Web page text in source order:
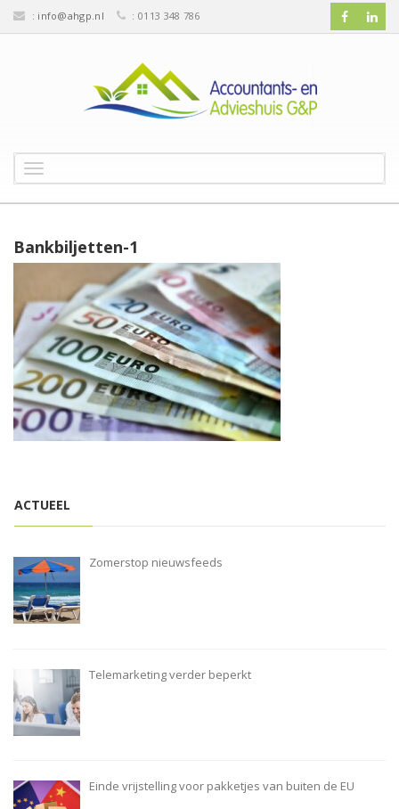
: info@ahgp.nl : 0113 348 786
o
g
e
n
a
v
i
a
t
i
o
n
Bankbiljetten-1
ACTUEEL
Zomerstop nieuwsfeeds
Telemarketing verder beperkt
Einde vrijstelling voor pakketjes van buiten de EU